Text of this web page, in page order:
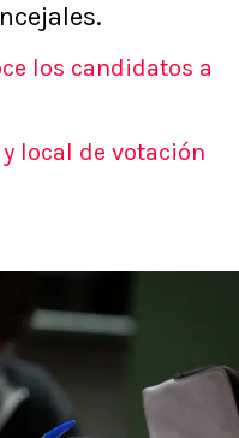
los candidatos a
local de votación